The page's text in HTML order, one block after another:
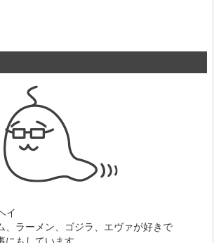
イ
、ラーメン、ゴジラ、エヴァが好きで
にもしています